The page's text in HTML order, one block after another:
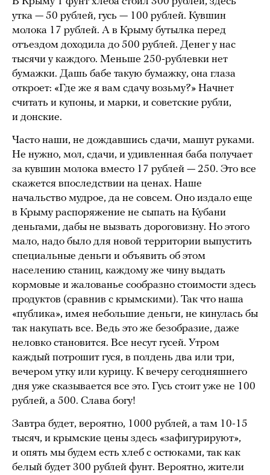
утка — 50 рублей, гусь — 100 рублей. Кувшин
молока 17 рублей. А в Крыму бутылка перед
отъездом доходила до 500 рублей. Денег у нас
тысячи у каждого. Меньше 250-рублевки нет
бумажки. Дашь бабе такую бумажку, она глаза
откроет: «Где же я вам сдачу возьму?» Начнет
считать и купоны, и марки, и советские рубли,
и донские.
Часто наши, не дождавшись сдачи, машут руками.
Не нужно, мол, сдачи, и удивленная баба получает
за кувшин молока вместо 17 рублей — 250. Это все
скажется впоследствии на ценах. Наше
начальство мудрое, да не совсем. Оно издало еще
в Крыму распоряжение не сыпать на Кубани
деньгами, дабы не вызвать дороговизну. Но этого
мало, надо было для новой территории выпустить
специальные деньги и объявить об этом
населению станиц, каждому же чину выдать
кормовые и жалованье сообразно стоимости здесь
продуктов (сравнив с крымскими). Так что наша
«публика», имея небольшие деньги, не кинулась бы
так накупать все. Ведь это же безобразие, даже
неловко становится. Все несут гусей. Утром
каждый потрошит гуся, в полдень два или три,
вечером утку или курицу. К вечеру сегодняшнего
дня уже сказывается все это. Гусь стоит уже не 100
рублей, а 500. Слава богу!
Завтра будет, вероятно, 1000 рублей, а там 10-15
тысяч, и крымские цены здесь «зафигурируют»,
и опять мы будем есть хлеб с остюками, так как
белый будет 300 рублей фунт. Вероятно, жители